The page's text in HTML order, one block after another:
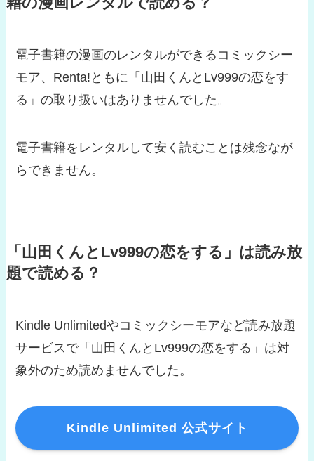
電子書籍の漫画のレンタルができるコミックシー
モア、Renta!ともに「山田くんとLv999の恋をす
る」の取り扱いはありませんでした。
電子書籍をレンタルして安く読むことは残念なが
らできません。
「山田くんとLv999の恋をする」は読み放
題で読める？
Kindle Unlimitedやコミックシーモアなど読み放題
サービスで「山田くんとLv999の恋をする」は対
象外のため読めませんでした。
Kindle Unlimited 公式サイト